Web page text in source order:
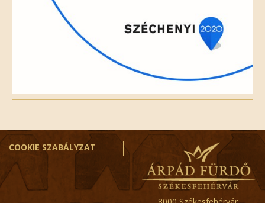
COOKIE SZABÁLYZAT